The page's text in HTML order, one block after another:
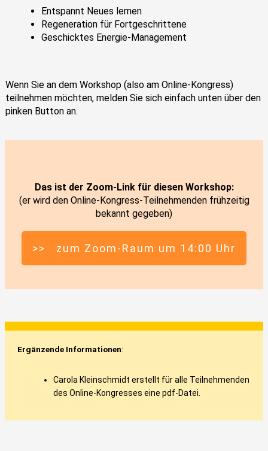
Entspannt Neues lernen
Regeneration für Fortgeschrittene
Geschicktes Energie-Management
Wenn Sie an dem Workshop (also am Online-Kongress)
teilnehmen möchten, melden Sie sich einfach unten über den
pinken Button an.
Das ist der Zoom-Link für diesen Workshop:
(er wird den Online-Kongress-Teilnehmenden frühzeitig
bekannt gegeben)
>> zum Zoom-Raum um 14:00 Uhr
Ergänzende Informationen:
Carola Kleinschmidt erstellt für alle Teilnehmenden
des Online-Kongresses eine pdf-Datei.